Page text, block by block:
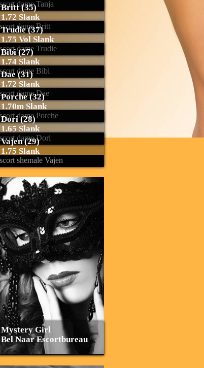
Britt (35)
1.72 Slank
Trudie (37)
1.75 Vol Slank
Bibi (27)
1.74 Slank
Dae (31)
1.72 Slank
Porche (32)
1.70m Slank
Dori (28)
1.65 Slank
Vajen (29)
1.75 Slank
Mystery Girl
Bel Naar Escortbureau